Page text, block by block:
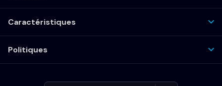
Caractéristiques
Politiques